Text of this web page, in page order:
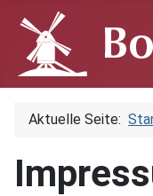
Aktuelle Seite: